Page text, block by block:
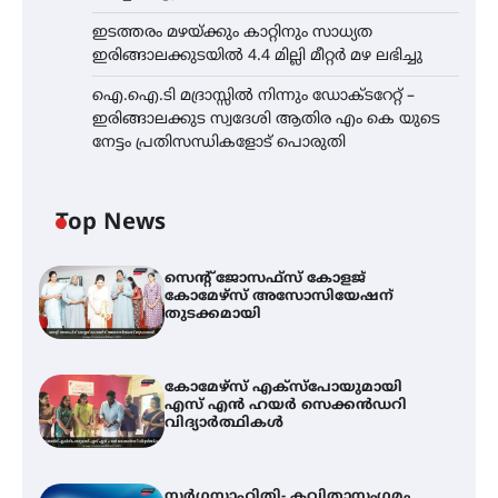
ഇടത്തരം മഴയ്ക്കും കാറ്റിനും സാധ്യത
ഇരിങ്ങാലക്കുടയിൽ 4.4 മില്ലി മീറ്റർ മഴ ലഭിച്ചു
ഐ.ഐ.ടി മദ്രാസ്സിൽ നിന്നും ഡോക്ടറേറ്റ് –
ഇരിങ്ങാലക്കുട സ്വദേശി ആതിര എം കെ യുടെ
നേട്ടം പ്രതിസന്ധികളോട് പൊരുതി
Top News
സെന്റ് ജോസഫ്സ് കോളജ്
കോമേഴ്‌സ് അസോസിയേഷന്
തുടക്കമായി
കോമേഴ്സ് എക്സ്പോയുമായി
എസ് എൻ ഹയർ സെക്കൻഡറി
വിദ്യാർത്ഥികൾ